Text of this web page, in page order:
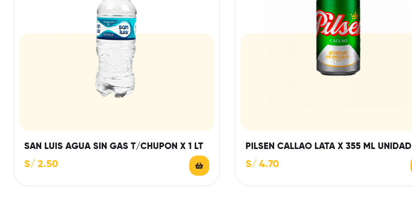
SAN LUIS AGUA SIN GAS T/CHUPON X 1 LT
S/ 2.50
PILSEN CALLAO LATA X 355 ML UNIDAD
S/ 4.70